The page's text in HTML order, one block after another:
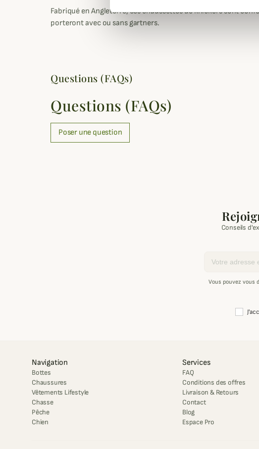
Fabriqué en Angleterre, ces chaussettes de knickers sont
porteront avec ou sans gartners.
Questions (FAQs)
Questions (FAQs)
Poser une question
Conseils
Vous pouvez vous
Navigation
Bottes
Chaussures
Vêtements Lifestyle
Chasse
Pêche
Chien
Services
FAQ
Conditions des offres
Livraison & Retours
Contact
Blog
Espace Pro